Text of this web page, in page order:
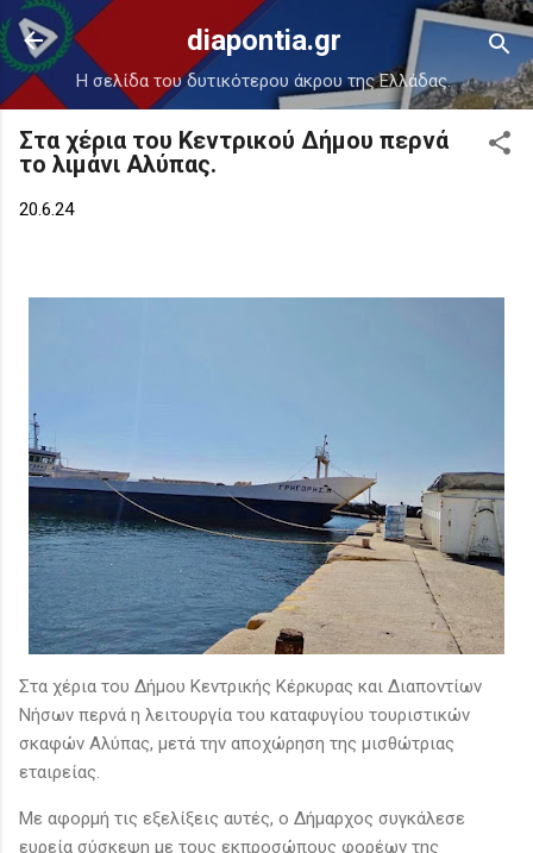
Μετάβαση στο κύριο περιεχόμενο
diapontia.gr
Η σελίδα του δυτικότερου άκρου της Ελλάδας.
Στα χέρια του Κεντρικού Δήμου περνά
το λιμάνι Αλύπας.
20.6.24
Στα χέρια του Δήμου Κεντρικής Κέρκυρας και Διαποντίων
Νήσων περνά η λειτουργία του καταφυγίου τουριστικών
σκαφών Αλύπας, μετά την αποχώρηση της μισθώτριας
εταιρείας.
Με αφορμή τις εξελίξεις αυτές, ο Δήμαρχος συγκάλεσε
ευρεία σύσκεψη με τους εκπροσώπους φορέων της